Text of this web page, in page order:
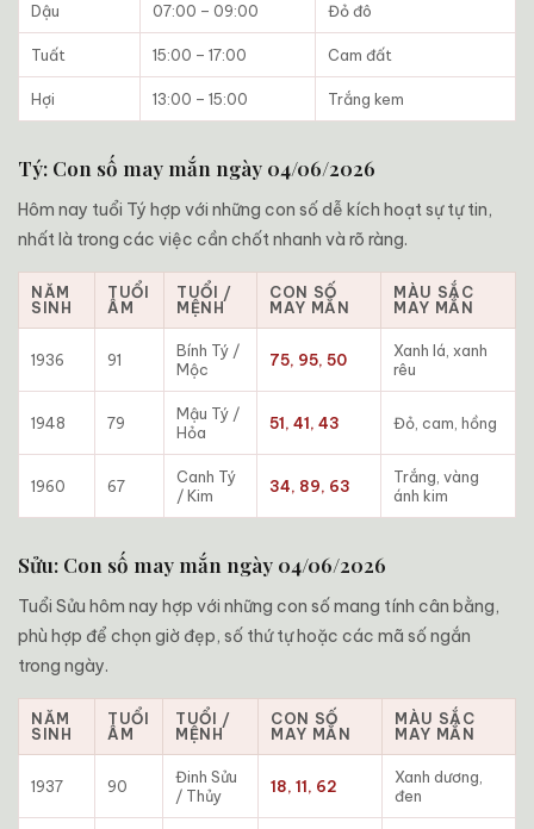
Dậu 07:00 – 09:00 Đỏ đô
Tuất 15:00 – 17:00 Cam đất
Hợi 13:00 – 15:00 Trắng kem
Tý: Con số may mắn ngày 04/06/2026
Hôm nay tuổi Tý hợp với những con số dễ kích hoạt sự tự tin,
nhất là trong các việc cần chốt nhanh và rõ ràng.
NĂM
SINH
TUỔI
ÂM
TUỔI /
MỆNH
CON SỐ
MAY MẮN
MÀU SẮC
MAY MẮN
1936 91
Bính Tý /
Mộc
75, 95, 50
Xanh lá, xanh
rêu
1948 79
Mậu Tý /
Hỏa
51, 41, 43 Đỏ, cam, hồng
1960 67
Canh Tý
/ Kim
34, 89, 63
Trắng, vàng
ánh kim
Sửu: Con số may mắn ngày 04/06/2026
Tuổi Sửu hôm nay hợp với những con số mang tính cân bằng,
phù hợp để chọn giờ đẹp, số thứ tự hoặc các mã số ngắn
trong ngày.
NĂM
SINH
TUỔI
ÂM
TUỔI /
MỆNH
CON SỐ
MAY MẮN
MÀU SẮC
MAY MẮN
1937 90
Đinh Sửu
/ Thủy
18, 11, 62
Xanh dương,
đen